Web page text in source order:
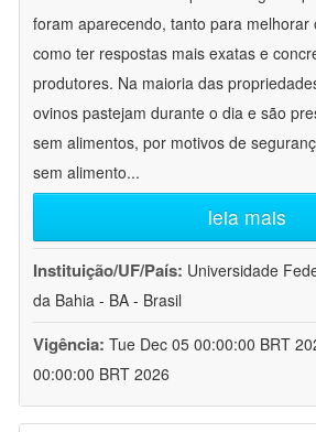
foram aparecendo, tanto para melhorar
como ter respostas mais exatas e
produtores. Na maioria das
ovinos pastejam durante o dia e são
sem alimentos, por motivos de
sem alimento...
leia mais
Instituição/UF/País: Universidade
da Bahia - BA - Brasil
Vigência: Tue Dec 05 00:00:00 BRT
00:00:00 BRT 2026